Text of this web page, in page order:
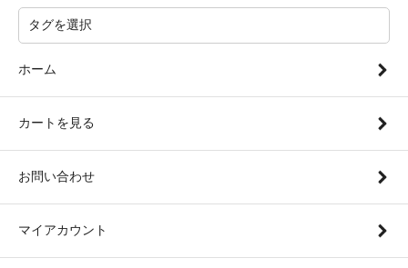
ホーム
カートを見る
お問い合わせ
マイアカウント